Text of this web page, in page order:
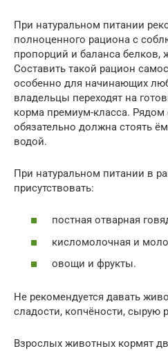
При натуральном питании
полноценного рациона с
пропорций и баланса белков,
Составить такой рацион
особенно для начинающих
владельцы переходят на
корма премиум-класса.
обязательно должна стоять
водой.
При натуральном питании в
присутствовать:
постная отварная
кисломолочная и
овощи и фрукты.
Не рекомендуется давать
сладости, копчёности, сырую
Взрослых животных кормят